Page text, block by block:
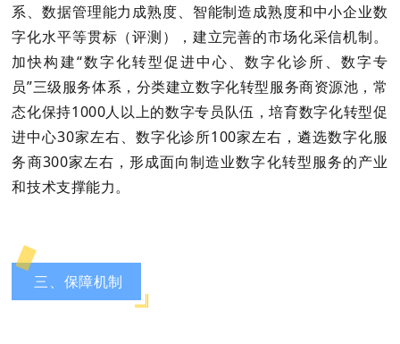
系、数据管理能力成熟度、智能制造成熟度和中小企业数
字化水平等贯标（评测），建立完善的市场化采信机制。
加快构建“数字化转型促进中心、数字化诊所、数字专
员”三级服务体系，分类建立数字化转型服务商资源池，常
态化保持1000人以上的数字专员队伍，培育数字化转型促
进中心30家左右、数字化诊所100家左右，遴选数字化服
务商300家左右，形成面向制造业数字化转型服务的产业
和技术支撑能力。
三、保障机制